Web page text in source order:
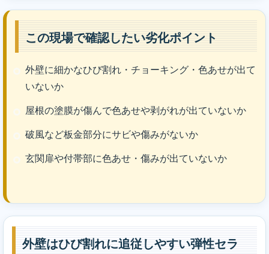
この現場で確認したい劣化ポイント
外壁に細かなひび割れ・チョーキング・色あせが出て
いないか
屋根の塗膜が傷んで色あせや剥がれが出ていないか
破風など板金部分にサビや傷みがないか
玄関扉や付帯部に色あせ・傷みが出ていないか
外壁はひび割れに追従しやすい弾性セラ